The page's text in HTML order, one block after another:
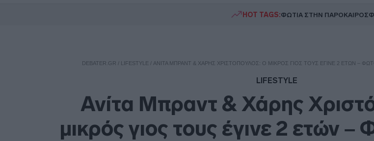
HOT TAGS:ΦΩΤΙΑ ΣΤΗΝ ΠΑΡΟΚΑΙΡΟΣ
DEBATER.GR / LIFESTYLE / ΑΝΊΤΑ ΜΠΡΑΝΤ & ΧΆΡΗΣ ΧΡΙΣΤΌΠΟΥΛΟΣ: Ο ΜΙΚΡΌΣ ΓΙΟΣ ΤΟΥΣ ΈΓΙΝΕ 2 ΕΤΏΝ –
LIFESTYLE
Ανίτα Μπραντ & Χάρης
μικρός γιος τους έγινε 2 ετών